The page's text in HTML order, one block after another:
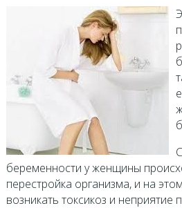
беременности у женщины
перестройка организма, и на
возникать токсикоз и неприятие